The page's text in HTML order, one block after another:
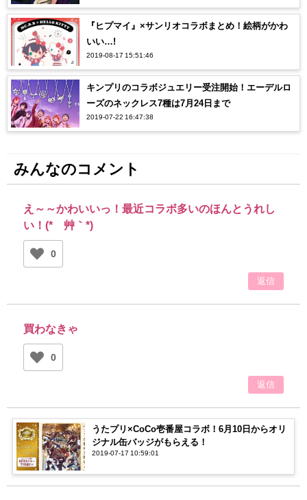
『ヒプマイ』×サンリオコラボまとめ！絵柄がかわ
いい…!
2019-08-17 15:51:46
キンプリのコラボジュエリー受注開始！エーデルロ
ーズのネックレス7種は7月24日まで
2019-07-22 16:47:38
みんなのコメント
え～～かわいいっ！最近コラボ多いのほんとうれし
い！(*´艸｀*)
0
返信
買わなきゃ
0
返信
うたプリ×CoCo壱番屋コラボ！6月10日からオリ
ジナル缶バッジがもらえる！
2019-07-17 10:59:01